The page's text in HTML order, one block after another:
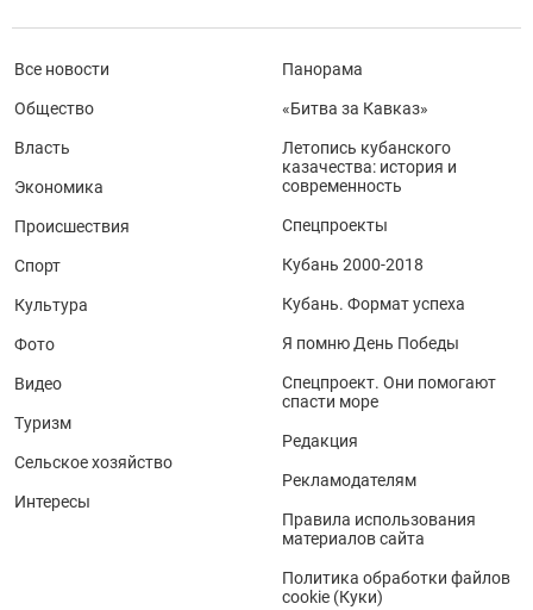
Все новости
Общество
Власть
Экономика
Происшествия
Спорт
Культура
Фото
Видео
Туризм
Сельское хозяйство
Интересы
Панорама
«Битва за Кавказ»
Летопись кубанского
казачества: история и
современность
Спецпроекты
Кубань 2000-2018
Кубань. Формат успеха
Я помню День Победы
Спецпроект. Они помогают
спасти море
Редакция
Рекламодателям
Правила использования
материалов сайта
Политика обработки файлов
cookie (Куки)